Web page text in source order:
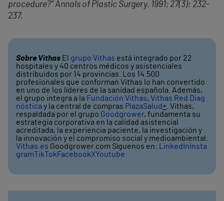
procedure?” Annals of Plastic Surgery. 1991; 27(3): 232-
237.
Sobre Vithas El grupo Vithas está integrado por 22
hospitales y 40 centros médicos y asistenciales
distribuidos por 14 provincias. Los 14.500
profesionales que conforman Vithas lo han convertido
en uno de los líderes de la sanidad española. Además,
el grupo integra a la Fundación Vithas, Vithas Red Diag
nóstica y la central de compras PlazaSalud+ . Vithas,
respaldada por el grupo Goodgrower, fundamenta su
estrategia corporativa en la calidad asistencial
acreditada, la experiencia paciente, la investigación y
la innovación y el compromiso social y medioambiental.
Vithas.es Goodgrower.com Síguenos en: LinkedIn Insta
gramTikTokFacebookXYoutube